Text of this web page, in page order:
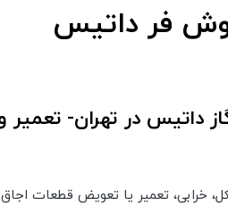
فر داتیس
داتیس در تهران-
خرابی، تعمیر یا تعویض قطعات اجاق